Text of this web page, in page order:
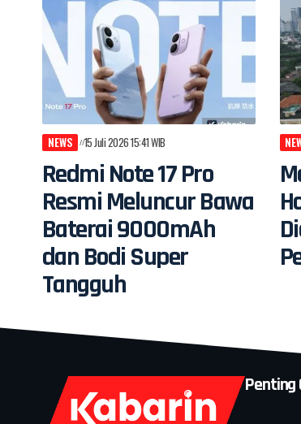
NEWS 15 Juli 2026 15:41 WIB
Redmi Note 17 Pro
Resmi Meluncur Bawa
Baterai 9000mAh
dan Bodi Super
Tangguh
Penting